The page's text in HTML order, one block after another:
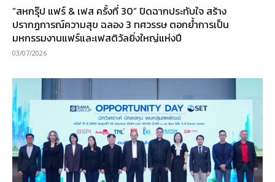
“สหกรุ๊ป แฟร์ & เฟส ครั้งที่ 30” ปิดฉากประทับใจ สร้าง
ปรากฏการณ์ความสุข ฉลอง 3 ทศวรรษ ตอกย้ำการเป็น
มหกรรมงานแฟร์และเฟสติวัลยิ่งใหญ่แห่งปี
03/07/2026